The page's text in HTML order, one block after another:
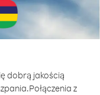
dobrą jakością
Połączenia z